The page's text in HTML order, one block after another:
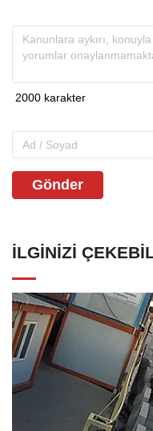
Gönder
İLGINIZI